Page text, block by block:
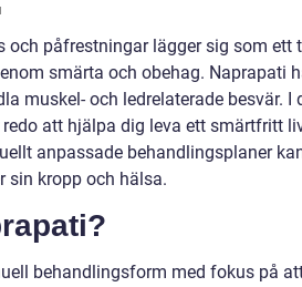
och påfrestningar lägger sig som
smärta och obehag. Naprapati
muskel- och ledrelaterade besvär.
att hjälpa dig leva ett smärtfritt
anpassade behandlingsplaner
sin kropp och hälsa.
behandlingsform med fokus på